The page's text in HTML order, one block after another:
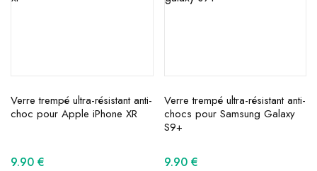
Verre trempé ultra-résistant anti-
choc pour Apple iPhone XR
9.90 €
Verre trempé ultra-résistant anti-
chocs pour Samsung Galaxy
S9+
9.90 €